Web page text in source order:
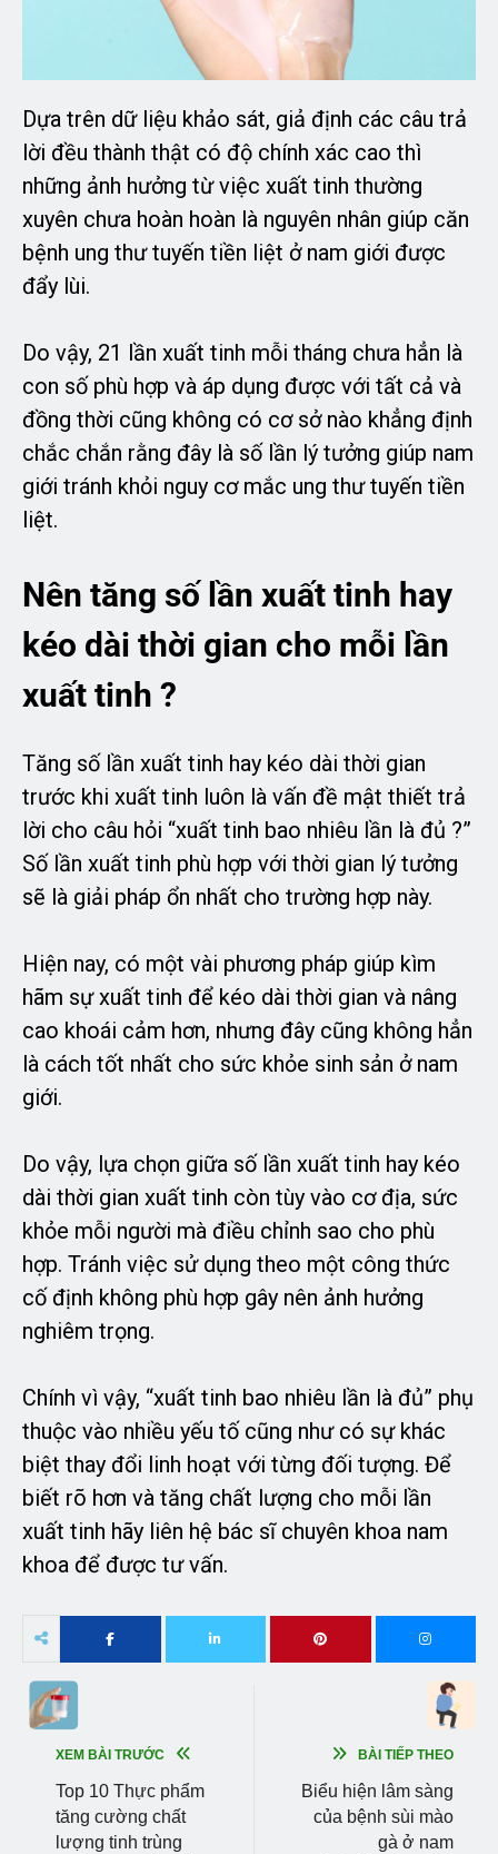
Dựa trên dữ liệu khảo sát, giả định các câu trả
lời đều thành thật có độ chính xác cao thì
những ảnh hưởng từ việc xuất tinh thường
xuyên chưa hoàn hoàn là nguyên nhân giúp căn
bệnh ung thư tuyến tiền liệt ở nam giới được
đẩy lùi.
Do vậy, 21 lần xuất tinh mỗi tháng chưa hẳn là
con số phù hợp và áp dụng được với tất cả và
đồng thời cũng không có cơ sở nào khẳng định
chắc chắn rằng đây là số lần lý tưởng giúp nam
giới tránh khỏi nguy cơ mắc ung thư tuyến tiền
liệt.
Nên tăng số lần xuất tinh hay
kéo dài thời gian cho mỗi lần
xuất tinh ?
Tăng số lần xuất tinh hay kéo dài thời gian
trước khi xuất tinh luôn là vấn đề mật thiết trả
lời cho câu hỏi “xuất tinh bao nhiêu lần là đủ ?”
Số lần xuất tinh phù hợp với thời gian lý tưởng
sẽ là giải pháp ổn nhất cho trường hợp này.
Hiện nay, có một vài phương pháp giúp kìm
hãm sự xuất tinh để kéo dài thời gian và nâng
cao khoái cảm hơn, nhưng đây cũng không hẳn
là cách tốt nhất cho sức khỏe sinh sản ở nam
giới.
Do vậy, lựa chọn giữa số lần xuất tinh hay kéo
dài thời gian xuất tinh còn tùy vào cơ địa, sức
khỏe mỗi người mà điều chỉnh sao cho phù
hợp. Tránh việc sử dụng theo một công thức
cố định không phù hợp gây nên ảnh hưởng
nghiêm trọng.
Chính vì vậy, “xuất tinh bao nhiêu lần là đủ” phụ
thuộc vào nhiều yếu tố cũng như có sự khác
biệt thay đổi linh hoạt với từng đối tượng. Để
biết rõ hơn và tăng chất lượng cho mỗi lần
xuất tinh hãy liên hệ bác sĩ chuyên khoa nam
khoa để được tư vấn.
XEM BÀI TRƯỚC
Top 10 Thực phẩm
tăng cường chất
lượng tinh trùng
BÀI TIẾP THEO
Biểu hiện lâm sàng
của bệnh sùi mào
gà ở nam